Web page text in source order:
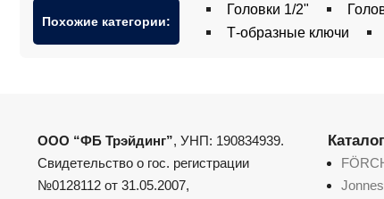
Похожие категории:
Головки 1/2"
Т-образные ключи
ООО “ФБ Трэйдинг”, УНП: 190834939.
Свидетельство о гос. регистрации
№0128112 от 31.05.2007,